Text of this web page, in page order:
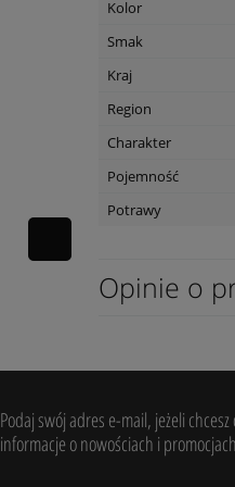
Wino Bonfils
Kolor
Smak
Kraj
Region
Charakter
Pojemność
Potrawy
Opinie o
Podaj swój adres e-mail, jeżeli
informacje o nowościach i